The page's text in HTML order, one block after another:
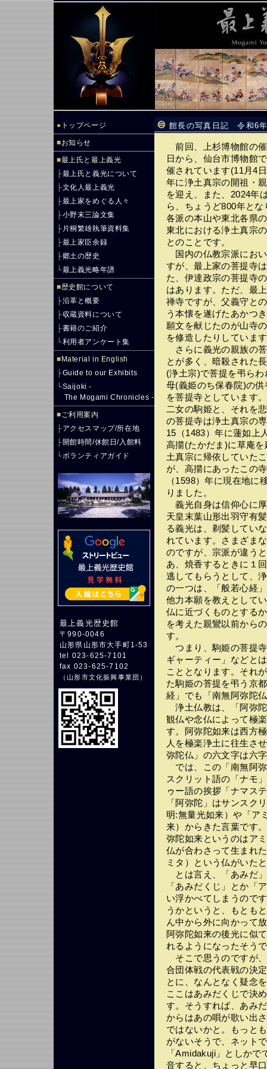
● トップページ
■お知らせ
■最上氏と最上義光
├最上氏と義光について
├文化人最上義光
├最上家をめぐる人々
├小野末三論文集
├ 片桐繁雄執筆資料集
├最上家臣余録
├郷土の歴史
└最上義光略年譜
■歴史館について
├沿革と概要
├収蔵資料について
├書籍のご紹介
└利用者アンケート集
■ Material in English
├Guide to our Exhibits
└Saijoki -
The Mogami Chronicles -
■ご利用案内
├アクセスマップ/所在地
├開館時間/休館日/入館料
└ボランティアガイド
最上義光歴史館
〒990-0046
山形県山形市大手町1-53
tel 023-625-7101
fax 023-625-7102
（山形市文化振興事業団 ）
館長の写真日記 令和6
前回、上杉博物館の
日から、仙台市博物館
催されています(11月4
年に浄土真宗の開祖・
を迎え、また、2024年
ら、ちょうど800年と
各派の本山や東北各県
東北における浄土真宗
とのことです。
国内の仏教宗派にお
すが、最上家の菩提寺
た、伊達政宗の菩提寺
はあります。ただ、最
禅寺ですが、父義守と
う本懐を遂げたあかつ
願文を献じたのが山寺
を修造したりしていま
さらに義光の親族の
とが多く、暗殺された
(浄土宗)で菩提を弔ら
母(義姫のち保春院)の
を菩提寺としています
二女の駒姫と、それを
の菩提寺は浄土真宗の
15（1483）年に蓮如上
高擶(たかだま)に草庵
土真宗に帰依していた
が、高擶にあったこの
（1598）年に現在地に
りました。
義光自身は信仰心に
天皇末葉山形出羽守有
る義光は、剃髪してい
れています。さまざま
のですが、宗派が違う
あ、焼香するときに１
逃してもらうとして、
の一つは、「般若心経
他力本願を教えとして
仏に近づくものとする
を考えた親鸞以前から
す。
つまり、駒姫の菩提
ギャーティー」などと
こととなります。それ
た駒姫の菩提を弔う京
経」でも「南無阿弥陀
浄土仏教は、「阿弥
観仏や念仏によって極
す。阿弥陀如来は西方
人を極楽浄土に往生さ
弥陀仏」の六文字は六
では、この「南無阿
スクリット語の「ナモ
ゥー語の挨拶「ナマス
「阿弥陀」はサンスク
明:無量光如来）や「ア
来）からきた言葉です
弥陀如来というのはア
仏が合わさって生まれ
ミタ）という仏がいた
とは言え、「あみだ
「あみだくじ」とか「
い浮かべてしまうので
うかというと、もとも
ん中から外に向かって
阿弥陀如来の後光に似
れるようになったそう
そこで思うのですが
合団体戦の代表戦の決
とに、なんとなく疑念
ここはあみだくじで決
す。そうすれば、あみ
からはあの唄が歌い出
ではないかと。もっと
がないそうで、ネット
「Amidakuji」としか
音すると、ちょっと早